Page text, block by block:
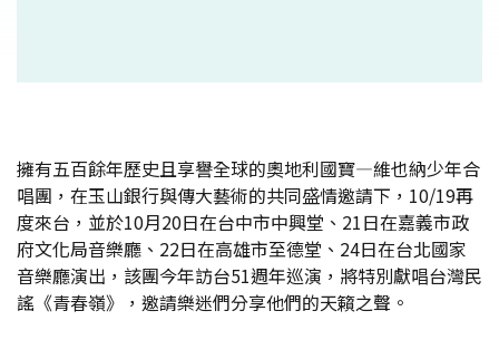
擁有五百餘年歷史且享譽全球的奧地利國寶—維也納少年合
唱團，在玉山銀行與傳大藝術的共同盛情邀請下，10/19再
度來台，並於10月20日在台中市中興堂、21日在嘉義市政
府文化局音樂廳、22日在高雄市至德堂、24日在台北國家
音樂廳演出，該團今年訪台51週年巡演，將特別獻唱台灣民
謠《青春嶺》，邀請樂迷們分享他們的天籟之聲。